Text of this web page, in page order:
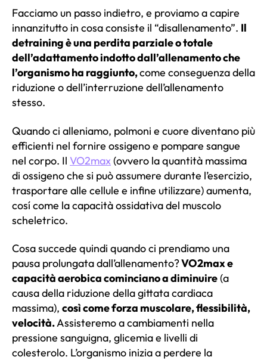
Facciamo un passo indietro, e proviamo a capire
innanzitutto in cosa consiste il “disallenamento”. Il
detraining è una perdita parziale o totale
dell’adattamento indotto dall’allenamento che
l’organismo ha raggiunto,come conseguenza della
riduzione o dell’interruzione dell’allenamento
stesso.
Quando ci alleniamo, polmoni e cuore diventano più
efficienti nel fornire ossigeno e pompare sangue
nel corpo. Il VO2max(ovvero laquantità massima
di ossigeno che si può assumere durante l’esercizio,
trasportare alle cellule e infine utilizzare) aumenta,
cosí come la capacità ossidativa del muscolo
scheletrico.
Cosa succede quindi quando ci prendiamo una
pausa prolungata dall’allenamento?VO2max e
capacità aerobica cominciano a diminuire(a
causa della riduzione della gittata cardiaca
massima), così come forza muscolare, flessibilità,
velocità.Assisteremo a cambiamenti nella
pressione sanguigna, glicemia e livelli di
colesterolo. L’organismo inizia a perdere la